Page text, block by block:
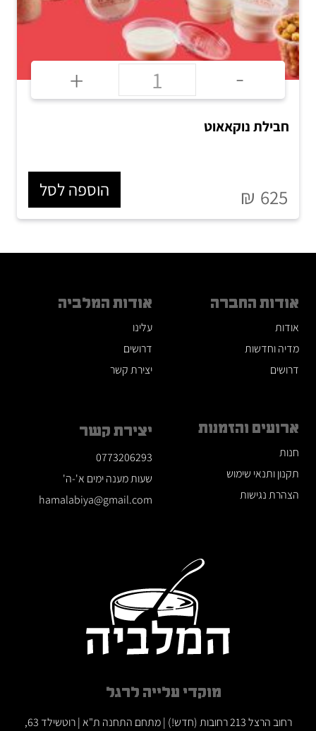
-
+
חבילת נוקאאוט
₪ 625 הוספה לסל
אודות החברה
אודות
מדיה וחדשות
דרושים
ארועים והזמנות
חנות
תקנון ותנאי שימוש
הצהרת נגישות
אודות המלביה
עלינו
דרושים
יצירת קשר
יצירת קשר
0773206293
שעות מענה ימים א'-ה'
hamalabiya@gmail.com
מוקדי עלייה לרגל
רחוב הרצל 213 רחובות (חדש!) | מתחם התחנה ת"א | רוטשילד 63,